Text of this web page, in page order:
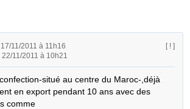
11/2011 à 11h16
11/2011 à 10h21
[ ! ]
situé au centre du Maroc-,déjà
en export pendant 10 ans avec des
comme